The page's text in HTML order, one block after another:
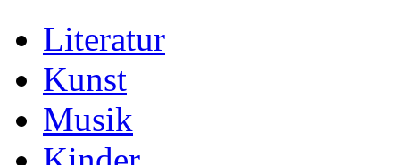
Literatur
Kunst
Musik